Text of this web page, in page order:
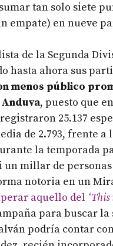
tan solo siete
empate) en nueve
de la Segunda
hasta ahora sus
menos público
, puesto que
25.137
de 2.793, frente a
la temporada
un millar de
notoria en un
aquello del
para buscar la
podría contar